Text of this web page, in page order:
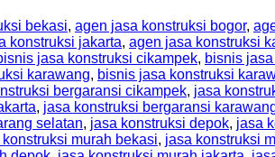
bekasi, agen jasa konstruksi bogor,
konstruksi jakarta, agen jasa konstruksi
jasa konstruksi cikampek, bisnis
karawang, bisnis jasa konstruksi
bergaransi cikampek, jasa
, jasa konstruksi bergaransi
selatan, jasa konstruksi depok, jasa
konstruksi murah bekasi, jasa konstruksi